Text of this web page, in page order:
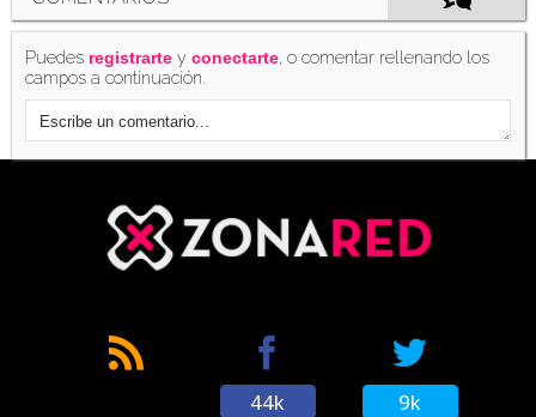
Puedes registrarte yconectarte, o comentar rellenando los
campos a continuación.
44k 9k